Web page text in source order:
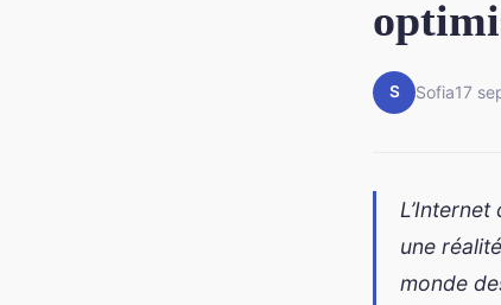
S Sofia17
une
monde